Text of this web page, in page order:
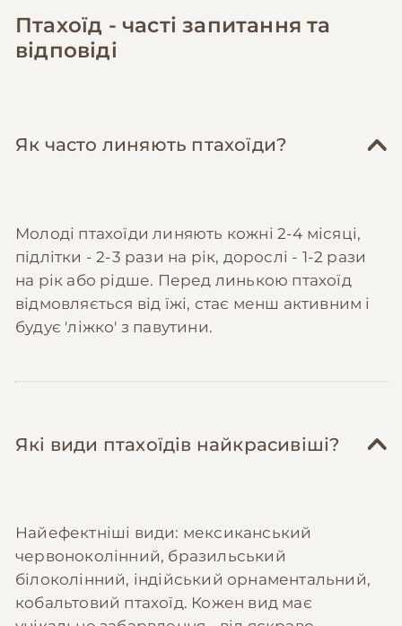
Птахоїд - часті запитання та
відповіді
Як часто линяють птахоїди?
Молоді птахоїди линяють кожні 2-4 місяці,
підлітки - 2-3 рази на рік, дорослі - 1-2 рази
на рік або рідше. Перед линькою птахоїд
відмовляється від їжі, стає менш активним і
будує 'ліжко' з павутини.
Які види птахоїдів найкрасивіші?
Найефектніші види: мексиканський
червоноколінний, бразильський
білоколінний, індійський орнаментальний,
кобальтовий птахоїд. Кожен вид має